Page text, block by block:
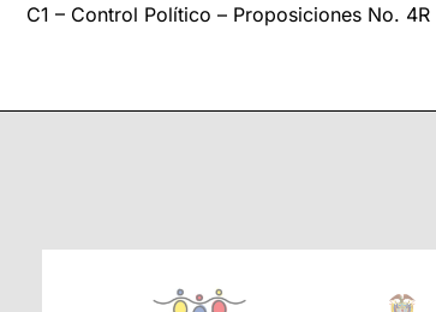
C1 – Control Político – Proposiciones No.